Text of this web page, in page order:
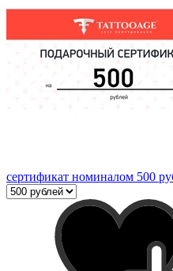
сертификат номиналом 500